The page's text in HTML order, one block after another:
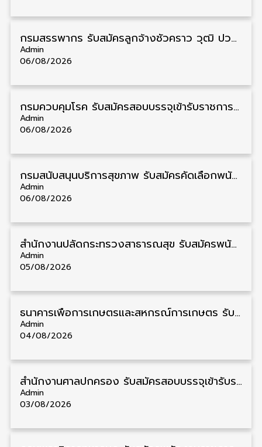
กรมสรรพากร รับสมัครลูกจ้างชั่วคราว วุฒิ ปวช./ป.ตรี 138 อัตรา รับสมัคร 17 – 31 สิงหาคม
Admin
06/08/2026
กรมควบคุมโรค รับสมัครสอบบรรจุเข้ารับราชการ วุฒิ ปวส./ป.ตรี 17 อัตรา รับสมัคร 17 สิงหาคม – 4 กันยายน
Admin
06/08/2026
กรมสนับสนุนบริการสุขภาพ รับสมัครคัดเลือกพนักงานราชการ วุฒิ ปวส./ป.ตรี 13 อัตรา รับสมัคร 11 – 20 สิงหาคม
Admin
06/08/2026
สำนักงานปลัดกระทรวงสาธารณสุข รับสมัครพนักงานราชการรูปแบบพิเศษ วุฒิ ปวส./ป.ตรี 102 อัตรา รับสมัคร 17 – 28 สิงหาคม
Admin
05/08/2026
ธนาคารเพื่อการเกษตรและสหกรณ์การเกษตร รับสมัครบุคคลเพื่อเป็นผู้ช่วยพนักงาน วุฒิ ป.ตรี 5 อัตรา รับสมัคร 4 – 14 สิงหาคม
Admin
04/08/2026
สํานักงานศาลปกครอง รับสมัครสอบบรรจุเข้ารับราชการ วุฒิ ป.ตรี 72 อัตรา รับสมัคร 31 สิงหาคม – 18 กันยายน
Admin
03/08/2026